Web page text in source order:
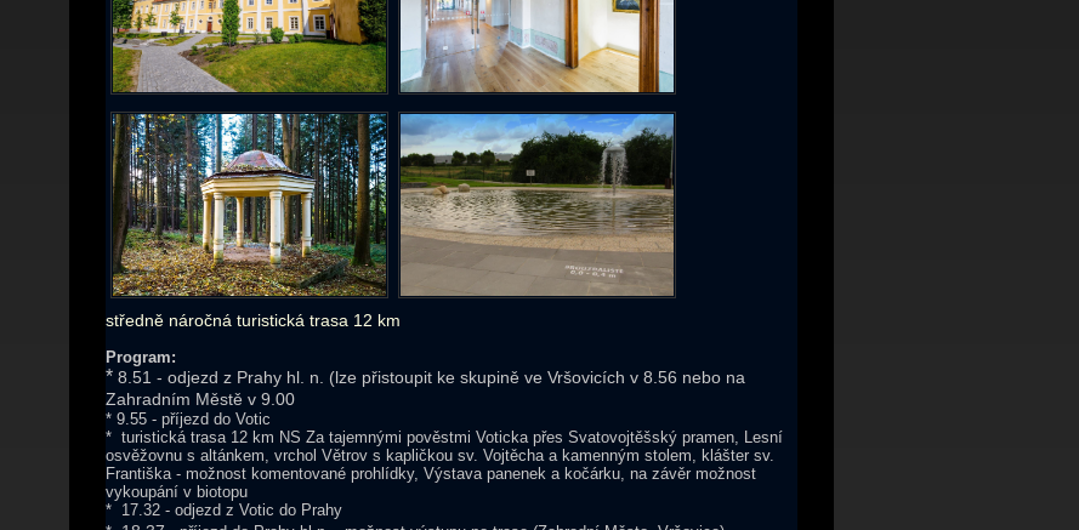
středně náročná turistická trasa 12 km
Program:
* 8.51 - odjezd z Prahy hl. n. (lze přistoupit ke skupině ve Vršovicích v 8.56 nebo na
Zahradním Městě v 9.00
* 9.55 - příjezd do Votic
* turistická trasa 12 km NS Za tajemnými pověstmi Voticka přes Svatovojtěšský pramen, Lesní
osvěžovnu s altánkem, vrchol Větrov s kapličkou sv. Vojtěcha a kamenným stolem, klášter sv.
Františka - možnost komentované prohlídky, Výstava panenek a kočárku, na závěr možnost
vykoupání v biotopu
* 17.32 - odjezd z Votic do Prahy